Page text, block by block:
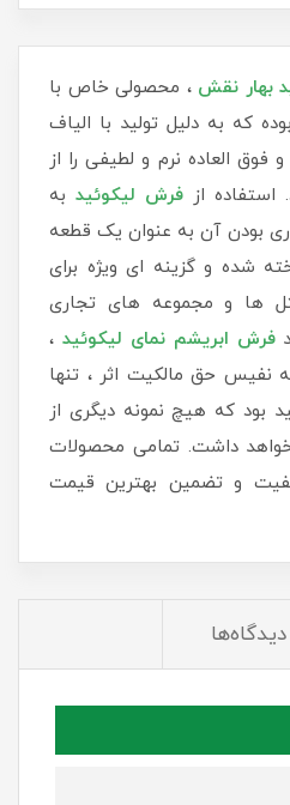
بهار نقش ، محصولی خاص با
که به دلیل تولید با الیاف
العاده نرم و لطیفی را از
از فرش لیکوئید به
بودن آن به عنوان یک قطعه
شده و گزینه ای ویژه برای
ها و مجموعه های تجاری
فرش ابریشم نمای لیکوئید ،
نفیس حق مالکیت اثر ، تنها
بود که هیچ نمونه دیگری از
داشت. تمامی محصولات
و تضمین بهترین قیمت
دیدگاه‌ها